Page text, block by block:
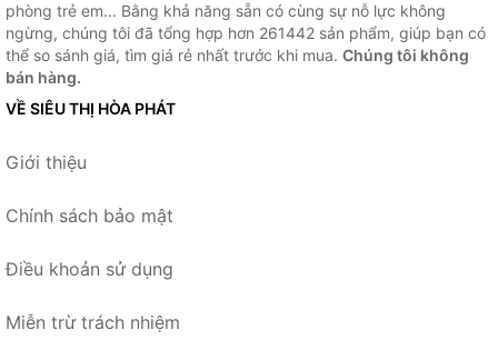
phòng trẻ em... Bằng khả năng sẵn có cùng sự nỗ lực không
ngừng, chúng tôi đã tổng hợp hơn 261442 sản phẩm, giúp bạn có
thể so sánh giá, tìm giá rẻ nhất trước khi mua. Chúng tôi không
bán hàng.
VỀ SIÊU THỊ HÒA PHÁT
Giới thiệu
Chính sách bảo mật
Điều khoản sử dụng
Miễn trừ trách nhiệm